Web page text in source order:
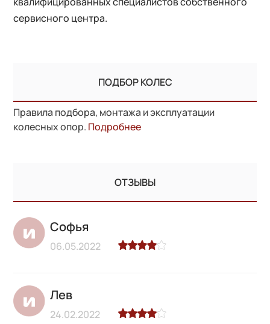
сервисного центра.
ПОДБОР КОЛЕС
Правила подбора, монтажа и эксплуатации
колесных опор. Подробнее
ОТЗЫВЫ
Софья
06.05.2022
Лев
24.02.2022